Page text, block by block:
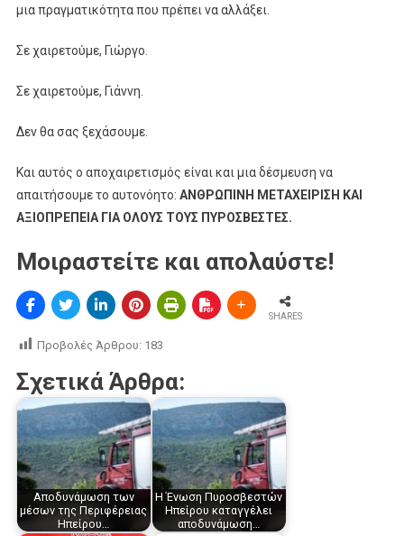
μια πραγματικότητα που πρέπει να αλλάξει.
Σε χαιρετούμε, Γιώργο.
Σε χαιρετούμε, Γιάννη.
Δεν θα σας ξεχάσουμε.
Και αυτός ο αποχαιρετισμός είναι και μια δέσμευση να
απαιτήσουμε το αυτονόητο: ΑΝΘΡΩΠΙΝΗ ΜΕΤΑΧΕΙΡΙΣΗ ΚΑΙ
ΑΞΙΟΠΡΕΠΕΙΑ ΓΙΑ ΟΛΟΥΣ ΤΟΥΣ ΠΥΡΟΣΒΕΣΤΕΣ.
Μοιραστείτε και απολαύστε!
SHARES
Προβολές Άρθρου: 183
Σχετικά Άρθρα:
Αποδυνάμωση των
μέσων της Περιφέρειας
Ηπείρου…
H Ένωση Πυροσβεστών
Ηπείρου καταγγέλει
αποδυνάμωση…